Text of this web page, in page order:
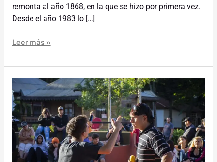
remonta al año 1868, en la que se hizo por primera vez.
Desde el año 1983 lo […]
Leer más »
Encuentro
de
Hip
Hop
en
el
Parque